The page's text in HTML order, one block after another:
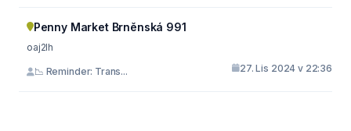
Penny Market Brněnská 991
oaj2lh
📉 Reminder: Trans... 27. Lis 2024 v 22:36